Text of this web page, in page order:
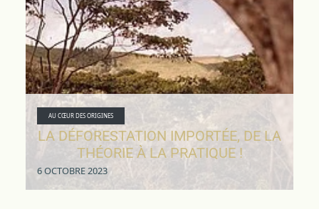
AU CŒUR DES ORIGINES
LA DÉFORESTATION IMPORTÉE, DE LA
THÉORIE À LA PRATIQUE !
6 OCTOBRE 2023